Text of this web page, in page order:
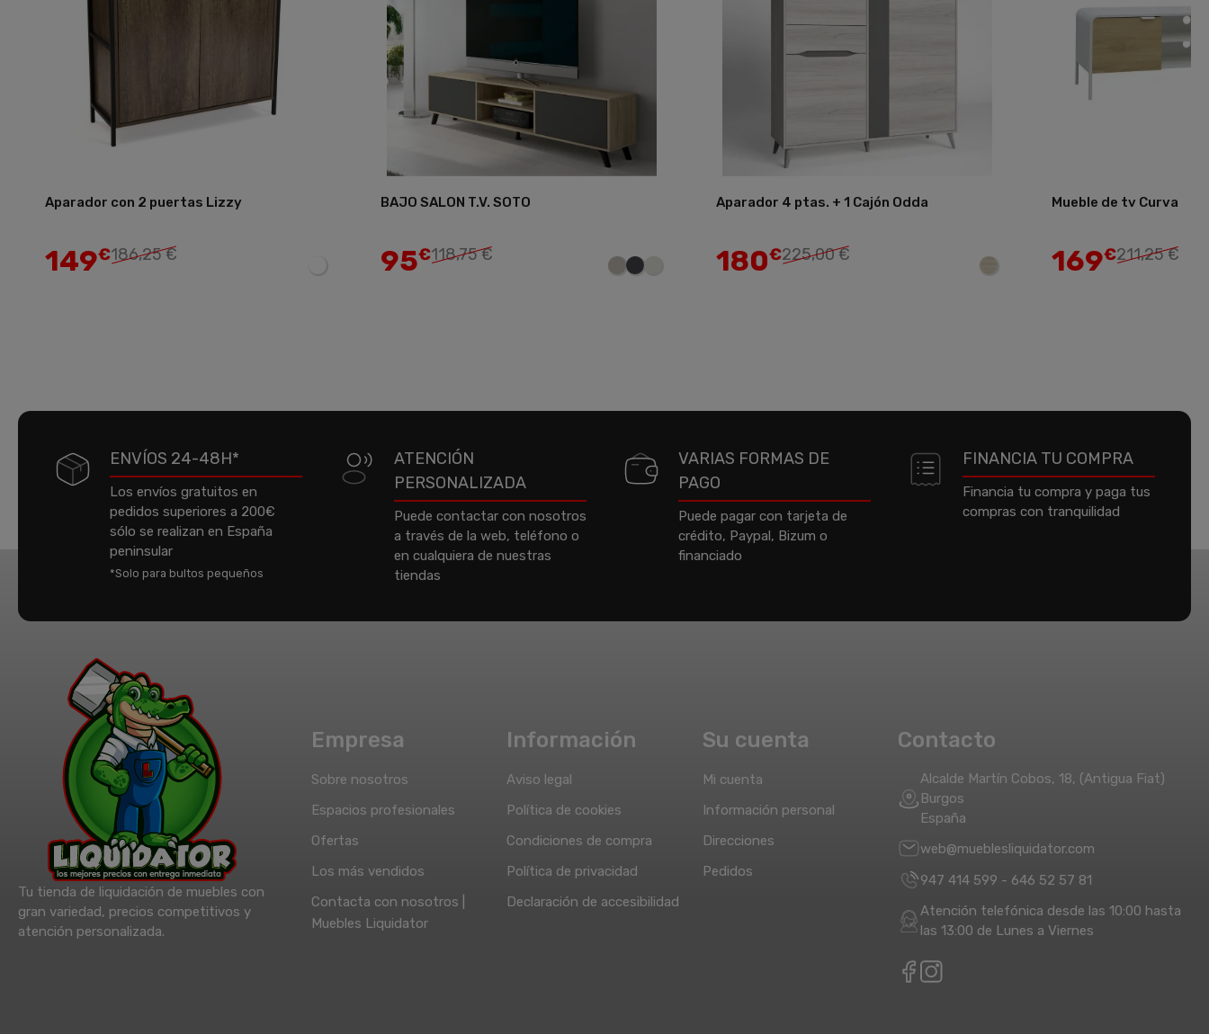
Aparador con 2 puertas Lizzy
149€186,25 €
BAJO SALON T.V. SOTO
95€118,75 €
Aparador 4 ptas. + 1 Cajón Odda
180€225,00 €
Mueble de tv Curva
169€211,25 €
ENVÍOS 24-48H*
Los envíos gratuitos en
pedidos superiores a 200€
sólo se realizan en España
peninsular
*Solo para bultos pequeños
ATENCIÓN
PERSONALIZADA
Puede contactar con nosotros
a través de la web, teléfono o
en cualquiera de nuestras
tiendas
VARIAS FORMAS DE
PAGO
Puede pagar con tarjeta de
crédito, Paypal, Bizum o
financiado
FINANCIA TU COMPRA
Financia tu compra y paga tus
compras con tranquilidad
Tu tienda de liquidación de muebles con
gran variedad, precios competitivos y
atención personalizada.
Empresa
Sobre nosotros
Espacios profesionales
Ofertas
Los más vendidos
Contacta con nosotros |
Muebles Liquidator
Información
Aviso legal
Política de cookies
Condiciones de compra
Política de privacidad
Declaración de accesibilidad
Su cuenta
Mi cuenta
Información personal
Direcciones
Pedidos
Contacto
Alcalde Martín Cobos, 18, (Antigua Fiat)
Burgos
España
web@mueblesliquidator.com
947 414 599 - 646 52 57 81
Atención telefónica desde las 10:00 hasta
las 13:00 de Lunes a Viernes